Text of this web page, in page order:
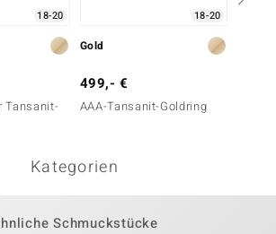
18-20
Tansanit-
18-20
Gold
499,- €
AAA-Tansanit-Goldring
Kategorien
Schmuckstücke